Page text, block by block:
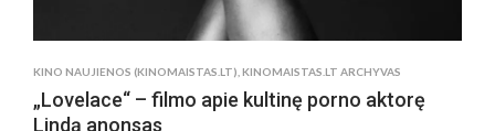
TEKSTUS
KINO NAUJIENOS (KINOMAISTAS.LT) KINOMAISTAS.LT ARCHYVAS
„Lovelace“ – filmo apie kultinę porno aktorę
Lindą anonsas